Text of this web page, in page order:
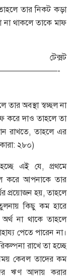
তার নিকট কড়া
না থাকলে তাকে মাফ
অবস্থা স্বচ্ছল না
করে দাও তাহলে তা
রাখতে, তাহলে এর
২৮০)
হচ্ছে এই যে, প্রথমে
করে আপনাকে তার
প্রয়োজন হয়, তাহলে
কিছু কম হারে
না থাকে তাহলে
পেতে পারেন না।
রাখে তা হচ্ছে
কেবল তাদের কম
ঋণ আদায় করার